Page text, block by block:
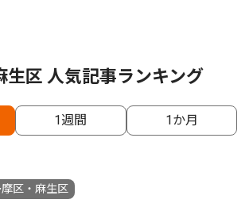
生区 人気記事ランキング
1週間 1か月
摩区・麻生区